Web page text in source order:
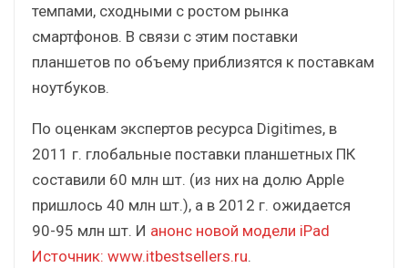
темпами, сходными с ростом рынка
смартфонов. В связи с этим поставки
планшетов по объему приблизятся к поставкам
ноутбуков.
По оценкам экспертов ресурса Digitimes, в
2011 г. глобальные поставки планшетных ПК
составили 60 млн шт. (из них на долю Apple
пришлось 40 млн шт.), а в 2012 г. ожидается
90-95 млн шт. И анонс новой модели iPad
Источник: www.itbestsellers.ru.